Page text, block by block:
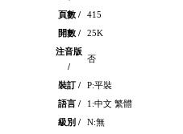
頁數 /
415
開數 /
25K
注音版
/
否
裝訂 /
P:平裝
語言 /
1:中文 繁體
級別 /
N:無